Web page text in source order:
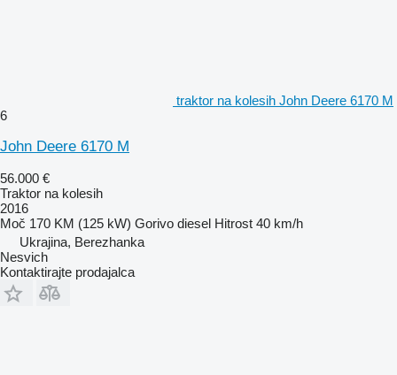
traktor na kolesih John Deere 6170 M
6
John Deere 6170 M
56.000 €
Traktor na kolesih
2016
Moč 170 KM (125 kW) Gorivo diesel Hitrost 40 km/h
Ukrajina, Berezhanka
Nesvich
Kontaktirajte prodajalca